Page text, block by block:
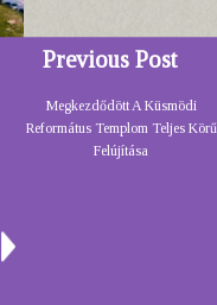
MŰKÖDÉSÉT A
Previous Post
Megkezdődött A Küsmödi
Református Templom Teljes Körű
Felújítása